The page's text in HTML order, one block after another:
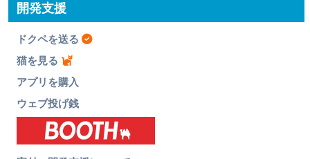
開発支援
ドクペを送る
猫を見る
アプリを購入
ウェブ投げ銭